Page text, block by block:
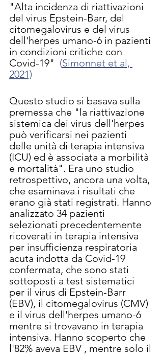
"Alta incidenza di riattivazioni
del virus Epstein-Barr, del
citomegalovirus e del virus
dell'herpes umano-6 in pazienti
in condizioni critiche con
Covid-19" (Simonnet et al,
2021)
Questo studio si basava sulla
premessa che "la riattivazione
sistemica dei virus dell'herpes
può verificarsi nei pazienti
delle unità di terapia intensiva
(ICU) ed è associata a morbilità
e mortalità". Era uno studio
retrospettivo, ancora una volta,
che esaminava i risultati che
erano già stati registrati. Hanno
analizzato 34 pazienti
selezionati precedentemente
ricoverati in terapia intensiva
per insufficienza respiratoria
acuta indotta da Covid-19
confermata, che sono stati
sottoposti a test sistematici
per il virus di Epstein-Barr
(EBV), il citomegalovirus (CMV)
e il virus dell'herpes umano-6
mentre si trovavano in terapia
intensiva. Hanno scoperto che
l'82% aveva EBV , mentre solo il